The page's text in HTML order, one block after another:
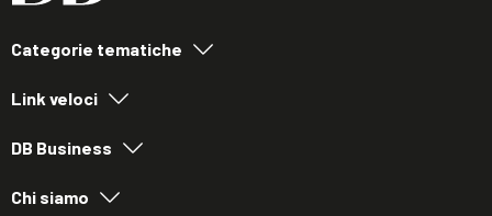
Categorie tematiche
Link veloci
DB Business
Chi siamo